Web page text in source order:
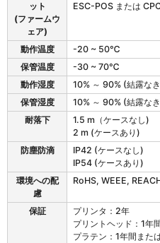
ット
(ファームウ
ェア)
ESC-POS または
動作温度
-20 ~ 50℃
保管温度
-30 ~ 70℃
動作湿度
10% ～ 90% (結露な
保管湿度
10% ～ 90% (結露な
耐落下
1.5 m（ケースなし)
2 m (ケースあり)
防塵防滴
IP42 (ケースなし)
IP54 (ケースあり)
環境への配
慮
RoHS, WEEE,
保証
プリンタ：2年
プリントヘッド：1年
プラテン：1年間ま